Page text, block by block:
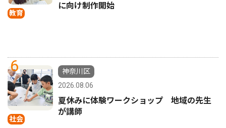
教育
に向け制作開始
6
社会
神奈川区
2026.08.06
夏休みに体験ワークショップ 地域の先生
が講師